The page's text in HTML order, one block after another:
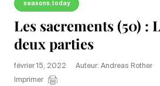
seasons.today
Les sacrements (50) :
deux parties
février 15, 2022
Auteur: Andreas Rother
Imprimer